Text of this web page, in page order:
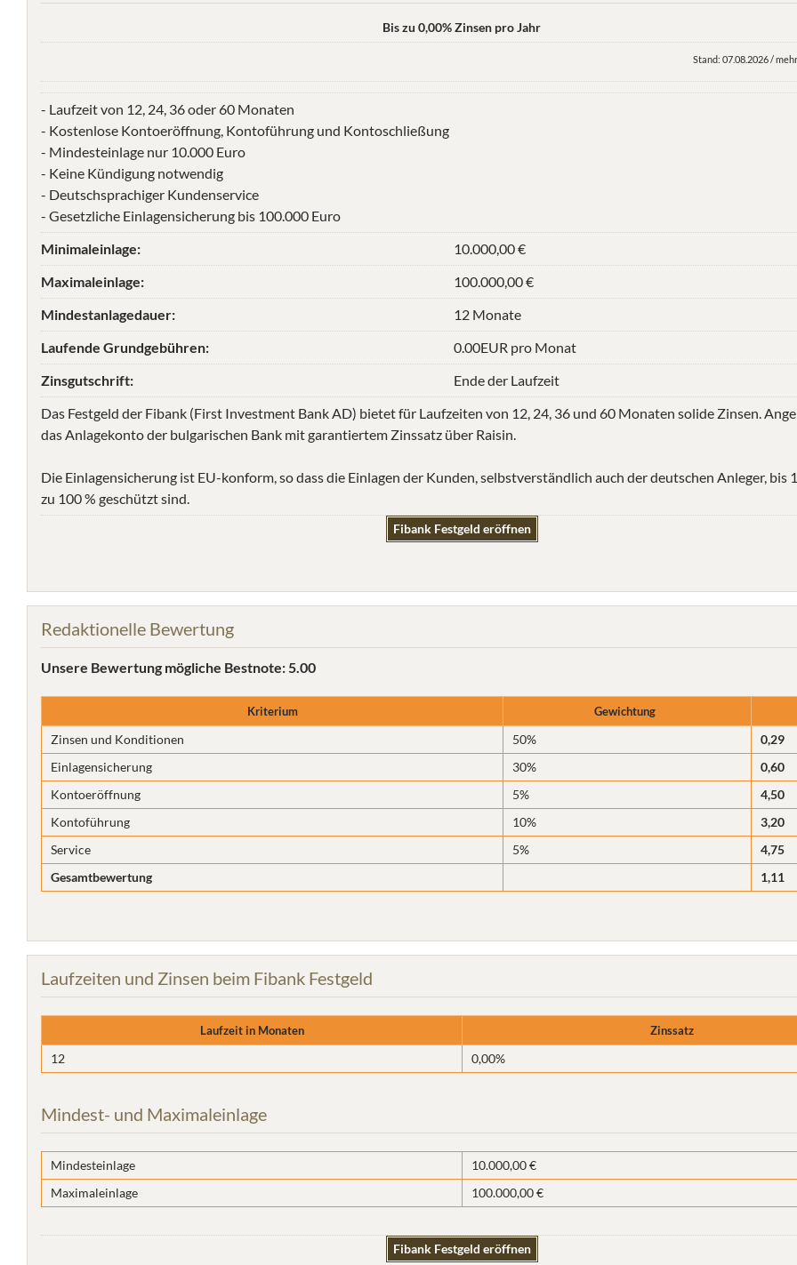
Bis zu 0,00% Zinsen pro Jahr
Stand: 07.08.2026 /
- Laufzeit von 12, 24, 36 oder 60 Monaten
- Kostenlose Kontoeröffnung, Kontoführung und Kontoschließung
- Mindesteinlage nur 10.000 Euro
- Keine Kündigung notwendig
- Deutschsprachiger Kundenservice
- Gesetzliche Einlagensicherung bis 100.000 Euro
Minimaleinlage:
10.000,00 €
Maximaleinlage:
100.000,00 €
Mindestanlagedauer:
12 Monate
Laufende Grundgebühren:
0.00EUR pro Monat
Zinsgutschrift:
Ende der Laufzeit
Das Festgeld der Fibank (First Investment Bank AD) bietet für Laufzeiten von 12, 24, 36 und 60 Monaten solide Zinsen.
das Anlagekonto der bulgarischen Bank mit garantiertem Zinssatz über Raisin.
Die Einlagensicherung ist EU-konform, so dass die Einlagen der Kunden, selbstverständlich auch der deutschen Anleger, bis
zu 100 % geschützt sind.
Fibank Festgeld eröffnen
Redaktionelle Bewertung
Unsere Bewertung mögliche Bestnote: 5.00
Kriterium Gewichtung
Zinsen und Konditionen 50%
0,29
Einlagensicherung
30%
0,60
Kontoeröffnung
5%
4,50
Kontoführung
10%
3,20
Service
5%
4,75
Gesamtbewertung
1,11
Laufzeiten und Zinsen beim Fibank Festgeld
Laufzeit in Monaten Zinssatz
12 0,00%
Mindest- und Maximaleinlage
Mindesteinlage
10.000,00 €
Maximaleinlage
100.000,00 €
Fibank Festgeld eröffnen